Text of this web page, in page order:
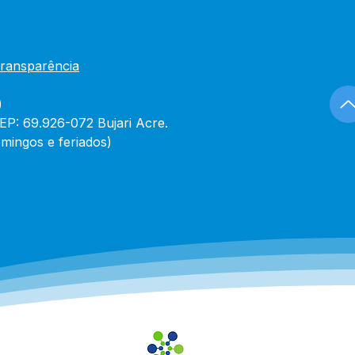
69.926-072 Bujari Acre.
e feriados)